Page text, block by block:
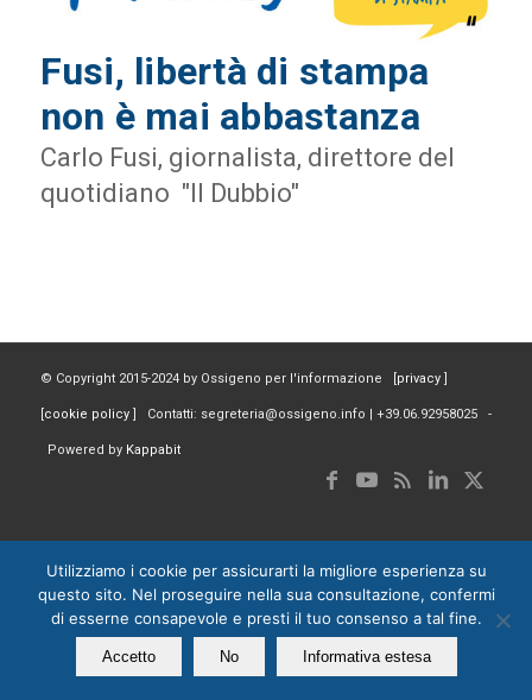
Fusi, libertà di stampa
non è mai abbastanza
Carlo Fusi, giornalista, direttore del
quotidiano "Il Dubbio"
© Copyright 2015-2024 by Ossigeno per l'informazione [ privacy
cookie policy ] Contatti: segreteria@ossigeno.info | +39.06.92958025 -
Powered by Kappabit
Utilizziamo i cookie per assicurarti la migliore esperienza su
questo sito. Nel proseguire nella sua consultazione, confermi
di esserne consapevole e presti il tuo consenso a tal fine.
Accetto No Informativa estesa